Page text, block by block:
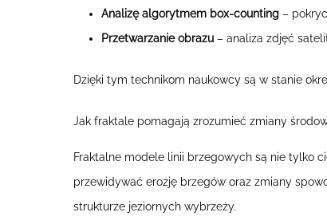
Analizę algorytmem box-counting –
Przetwarzanie obrazu – analiza zdjęć
Dzięki tym technikom naukowcy są w stanie
Jak fraktale pomagają zrozumieć zmiany
Fraktalne modele linii brzegowych są nie tylko
przewidywać erozję brzegów oraz zmiany
strukturze jeziornych wybrzeży.